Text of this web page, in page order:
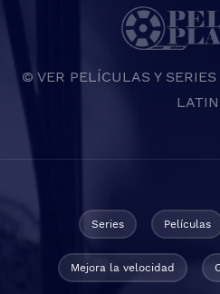
© VER PELÍCULAS Y
Series Películas
Mejora la velocidad